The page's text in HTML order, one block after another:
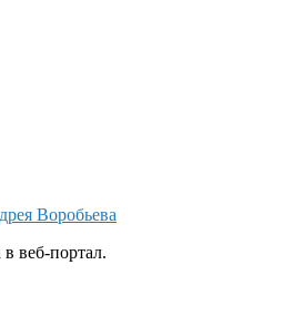
Воробьева
веб-портал.